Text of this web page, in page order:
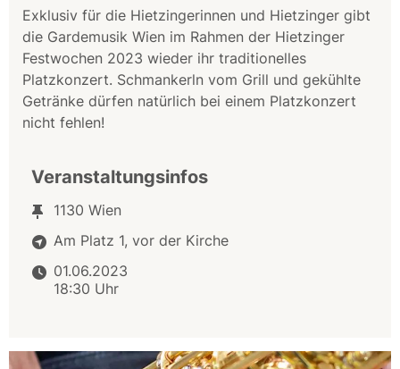
Exklusiv für die Hietzingerinnen und Hietzinger gibt
die Gardemusik Wien im Rahmen der Hietzinger
Festwochen 2023 wieder ihr traditionelles
Platzkonzert. Schmankerln vom Grill und gekühlte
Getränke dürfen natürlich bei einem Platzkonzert
nicht fehlen!
Veranstaltungsinfos
1130 Wien
Am Platz 1, vor der Kirche
01.06.2023
18:30 Uhr